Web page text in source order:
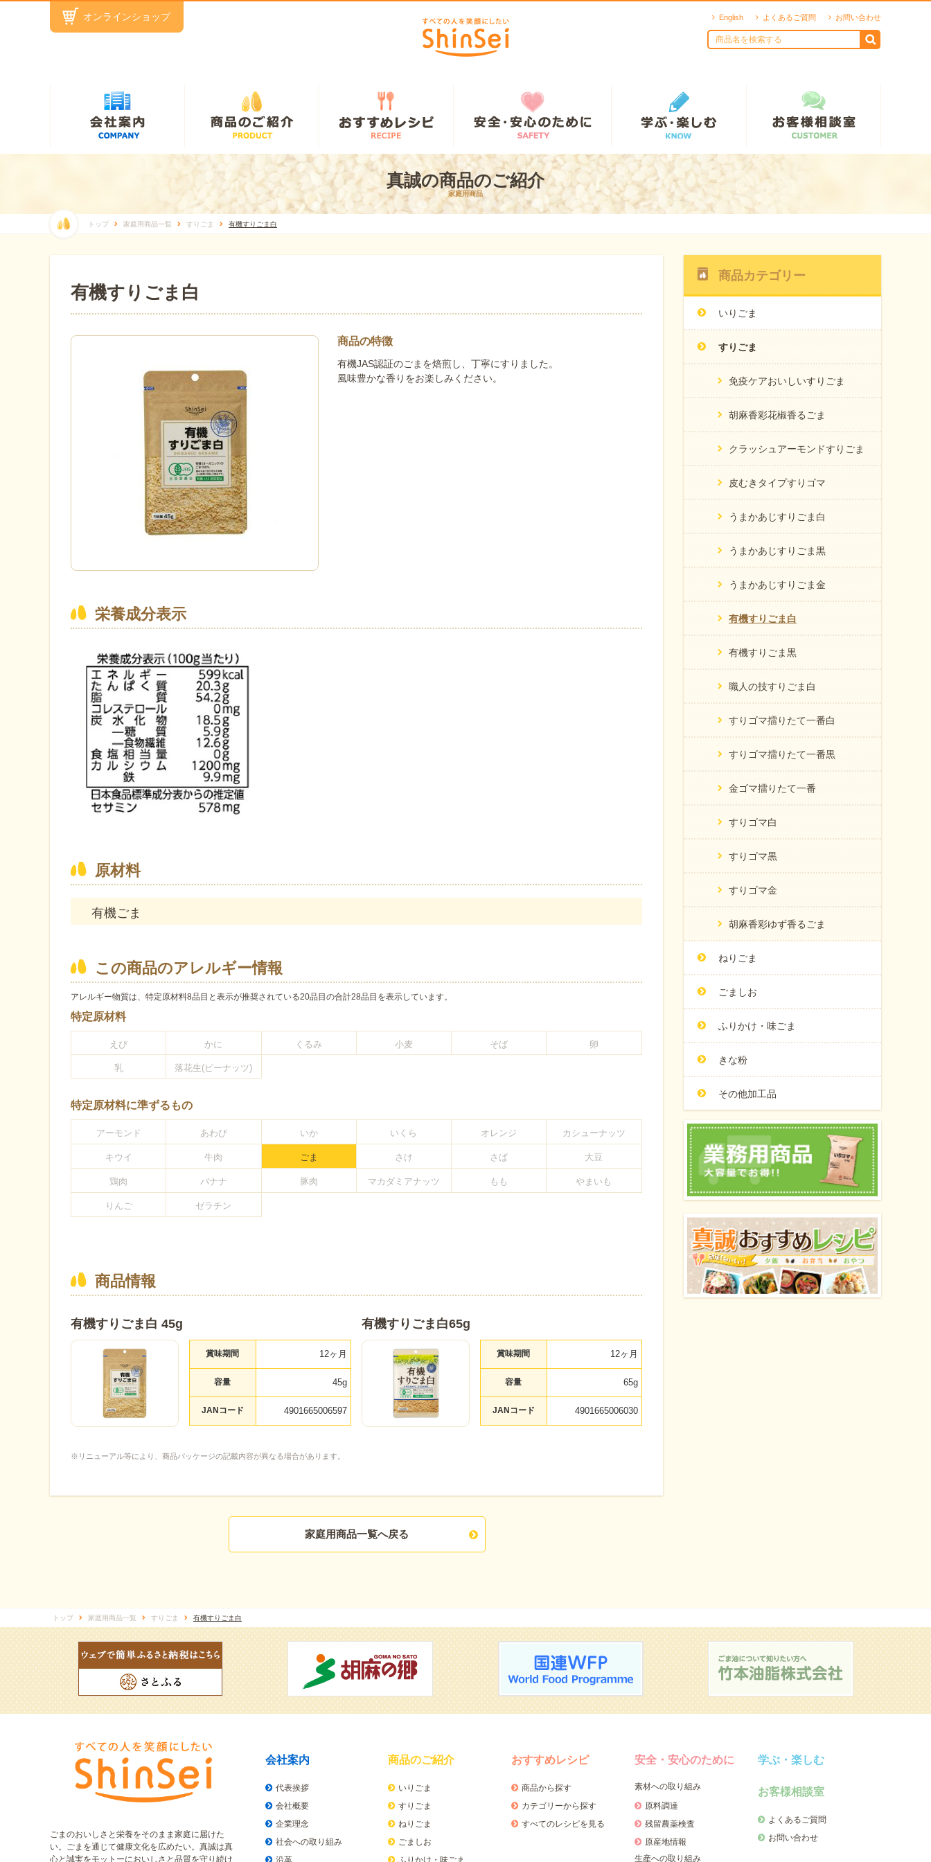
お問い合わせ
よくあるご質問
English
オンラインショップ
真誠の商品のご紹介
家庭用商品
トップ 家庭用商品一覧 すりごま 有機すりごま白
有機すりごま白
商品の特徴
有機JAS認証のごまを焙煎し、丁寧にすりました。
風味豊かな香りをお楽しみください。
栄養成分表示
原材料
有機ごま
この商品のアレルギー情報
アレルギー物質は、特定原材料8品目と表示が推奨されている20品目の合計28品目を表示しています。
特定原材料
えび かに くるみ 小麦 そば 卵
乳 落花生(ピーナッツ)
特定原材料に準ずるもの
アーモンド あわび いか いくら オレンジ カシューナッツ
キウイ 牛肉 ごま さけ さば 大豆
鶏肉 バナナ 豚肉 マカダミアナッツ もも やまいも
りんご ゼラチン
商品情報
有機すりごま白 45g
賞味期間 12ヶ月
容量 45g
JANコード 4901665006597
有機すりごま白65g
賞味期間 12ヶ月
容量 65g
JANコード 4901665006030
※リニューアル等により、商品パッケージの記載内容が異なる場合があります。
家庭用商品一覧へ戻る
商品カテゴリー
いりごま
すりごま
免疫ケアおいしいすりごま
胡麻香彩花椒香るごま
クラッシュアーモンドすりごま
皮むきタイプすりゴマ
うまかあじすりごま白
うまかあじすりごま黒
うまかあじすりごま金
有機すりごま白
有機すりごま黒
職人の技すりごま白
すりゴマ擂りたて一番白
すりゴマ擂りたて一番黒
金ゴマ擂りたて一番
すりゴマ白
すりゴマ黒
すりゴマ金
胡麻香彩ゆず香るごま
ねりごま
ごましお
ふりかけ・味ごま
きな粉
その他加工品
トップ 家庭用商品一覧 すりごま 有機すりごま白
ごまのおいしさと栄養をそのまま家庭に届けた
い。ごまを通じて健康文化を広めたい。真誠は真
心と誠実をモットーにおいしさと品質を守り続け
会社案内
代表挨拶
会社概要
企業理念
社会への取り組み
沿革
商品のご紹介
いりごま
すりごま
ねりごま
ごましお
ふりかけ・味ごま
おすすめレシピ
商品から探す
カテゴリーから探す
すべてのレシピを見る
安全・安心のために
素材への取り組み
原料調達
残留農薬検査
原産地情報
生産への取り組み
学ぶ・楽しむ
お客様相談室
よくあるご質問
お問い合わせ